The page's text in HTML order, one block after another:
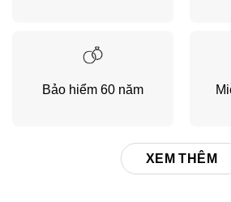
Bảo hiểm 60 năm
XEM THÊM